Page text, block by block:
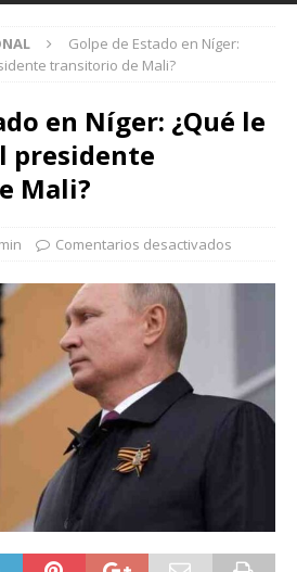
Golpe de Estado en Níger:
transitorio de Mali?
en Níger: ¿Qué le
presidente
Mali?
Comentarios desactivados